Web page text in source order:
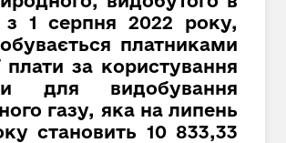
з 1 серпня 2022 року,
платниками
плати за користування
для видобування
газу, яка на липень
становить 10 833,33